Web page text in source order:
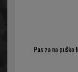
Pas za na